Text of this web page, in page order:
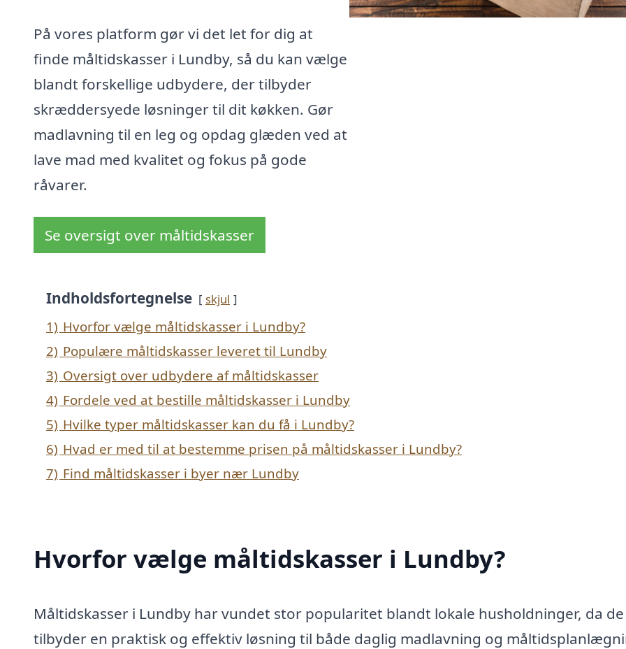
På vores platform gør vi det let for dig at
finde måltidskasser i Lundby, så du kan vælge
blandt forskellige udbydere, der tilbyder
skræddersyede løsninger til dit køkken. Gør
madlavning til en leg og opdag glæden ved at
lave mad med kvalitet og fokus på gode
råvarer.
Se oversigt over måltidskasser
Indholdsfortegnelse skjul
1) Hvorfor vælge måltidskasser i Lundby?
2) Populære måltidskasser leveret til Lundby
3) Oversigt over udbydere af måltidskasser
4) Fordele ved at bestille måltidskasser i Lundby
5) Hvilke typer måltidskasser kan du få i Lundby?
6) Hvad er med til at bestemme prisen på måltidskasser i Lundby?
7) Find måltidskasser i byer nær Lundby
Hvorfor vælge måltidskasser i Lundby?
Måltidskasser i Lundby har vundet stor popularitet blandt lokale husholdninger, da de
tilbyder en praktisk og effektiv løsning til både daglig madlavning og